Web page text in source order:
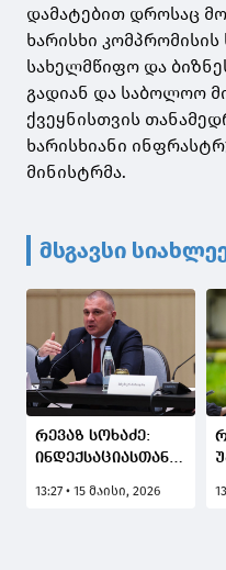
დამატებით დროსაც
ხარისხი კომპრომისის
სახელმწიფო და
გადიან და საბოლოო
ქვეყნისთვის
ხარისხიანი
მინისტრმა.
მსგავსი
რევაზ სოხაძე:
ინდექსაციასთან
ცვლილებები არის
13:27 • 15 მაისი, 2026